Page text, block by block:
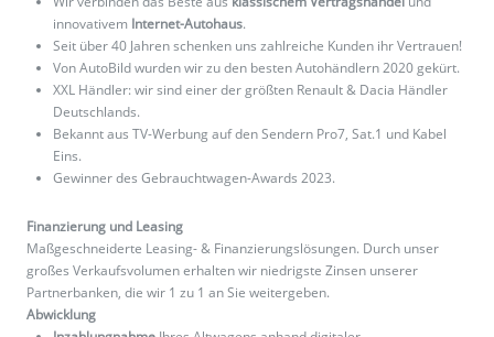
innovativem Internet-Autohaus.
Seit über 40 Jahren schenken uns zahlreiche Kunden ihr Vertrauen!
Von AutoBild wurden wir zu den besten Autohändlern 2020 gekürt.
XXL Händler: wir sind einer der größten Renault & Dacia Händler
Deutschlands.
Bekannt aus TV-Werbung auf den Sendern Pro7, Sat.1 und Kabel
Eins.
Gewinner des Gebrauchtwagen-Awards 2023.
Finanzierung und Leasing
Maßgeschneiderte Leasing- & Finanzierungslösungen. Durch unser
großes Verkaufsvolumen erhalten wir niedrigste Zinsen unserer
Partnerbanken, die wir 1 zu 1 an Sie weitergeben.
Abwicklung